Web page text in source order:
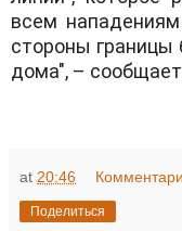
всем
стороны границы
дома", –
at 20:46
Поделиться